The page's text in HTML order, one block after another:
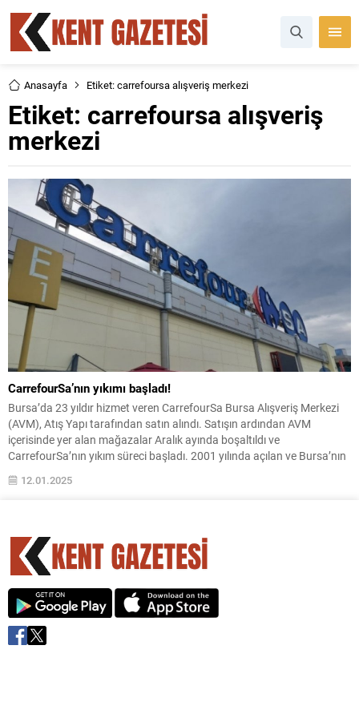
Anasayfa Etiket: carrefoursa alışveriş merkezi
Etiket: carrefoursa alışveriş
merkezi
CarrefourSa’nın yıkımı başladı!
Bursa’da 23 yıldır hizmet veren CarrefourSa Bursa Alışveriş Merkezi
(AVM), Atış Yapı tarafından satın alındı. Satışın ardından AVM
içerisinde yer alan mağazalar Aralık ayında boşaltıldı ve
CarrefourSa’nın yıkım süreci başladı. 2001 yılında açılan ve Bursa’nın
dolarlık bir bedelle el değiştirdi. Nilüfer...
12.01.2025